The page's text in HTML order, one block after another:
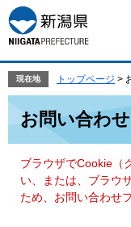
ー
ジ
の
頭
す。
ニ
ュ
ー
飛
て
現在地 トップページ >
お問い合わせ
ブラウザでCookie（
い、または、ブラウ
ため、お問い合わせ